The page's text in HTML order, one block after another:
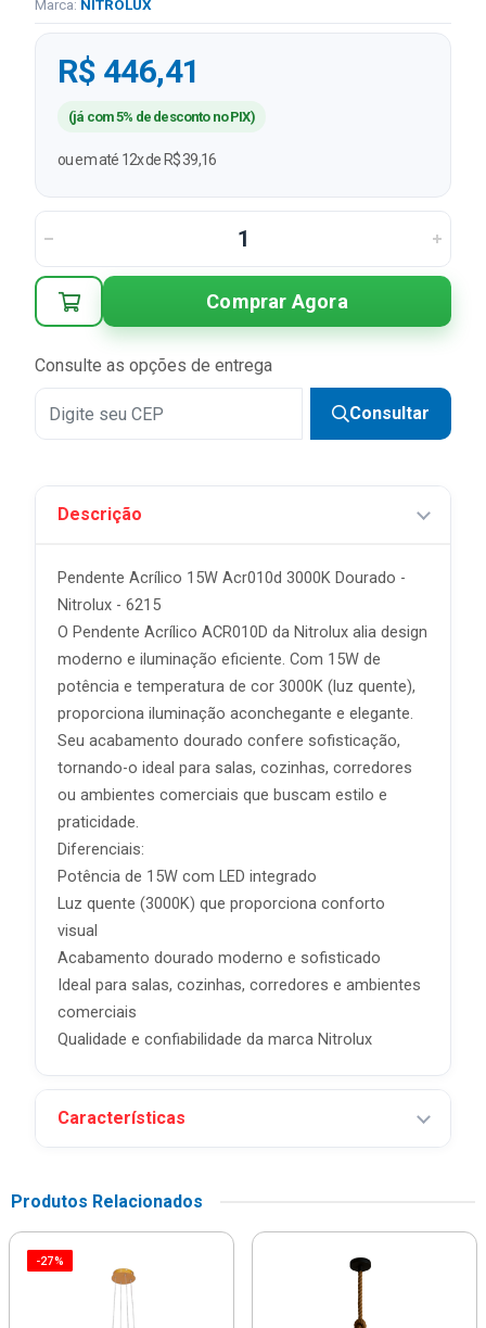
Marca: NITROLUX
R$ 446,41
(já com 5% de desconto no PIX)
ou em até 12x de R$ 39,16
Comprar Agora
Consulte as opções de entrega
Consultar
Descrição
Pendente Acrílico 15W Acr010d 3000K Dourado -
Nitrolux - 6215
O Pendente Acrílico ACR010D da Nitrolux alia design
moderno e iluminação eficiente. Com 15W de
potência e temperatura de cor 3000K (luz quente),
proporciona iluminação aconchegante e elegante.
Seu acabamento dourado confere sofisticação,
tornando-o ideal para salas, cozinhas, corredores
ou ambientes comerciais que buscam estilo e
praticidade.
Diferenciais:
Potência de 15W com LED integrado
Luz quente (3000K) que proporciona conforto
visual
Acabamento dourado moderno e sofisticado
Ideal para salas, cozinhas, corredores e ambientes
comerciais
Qualidade e confiabilidade da marca Nitrolux
Características
Produtos Relacionados
-27%